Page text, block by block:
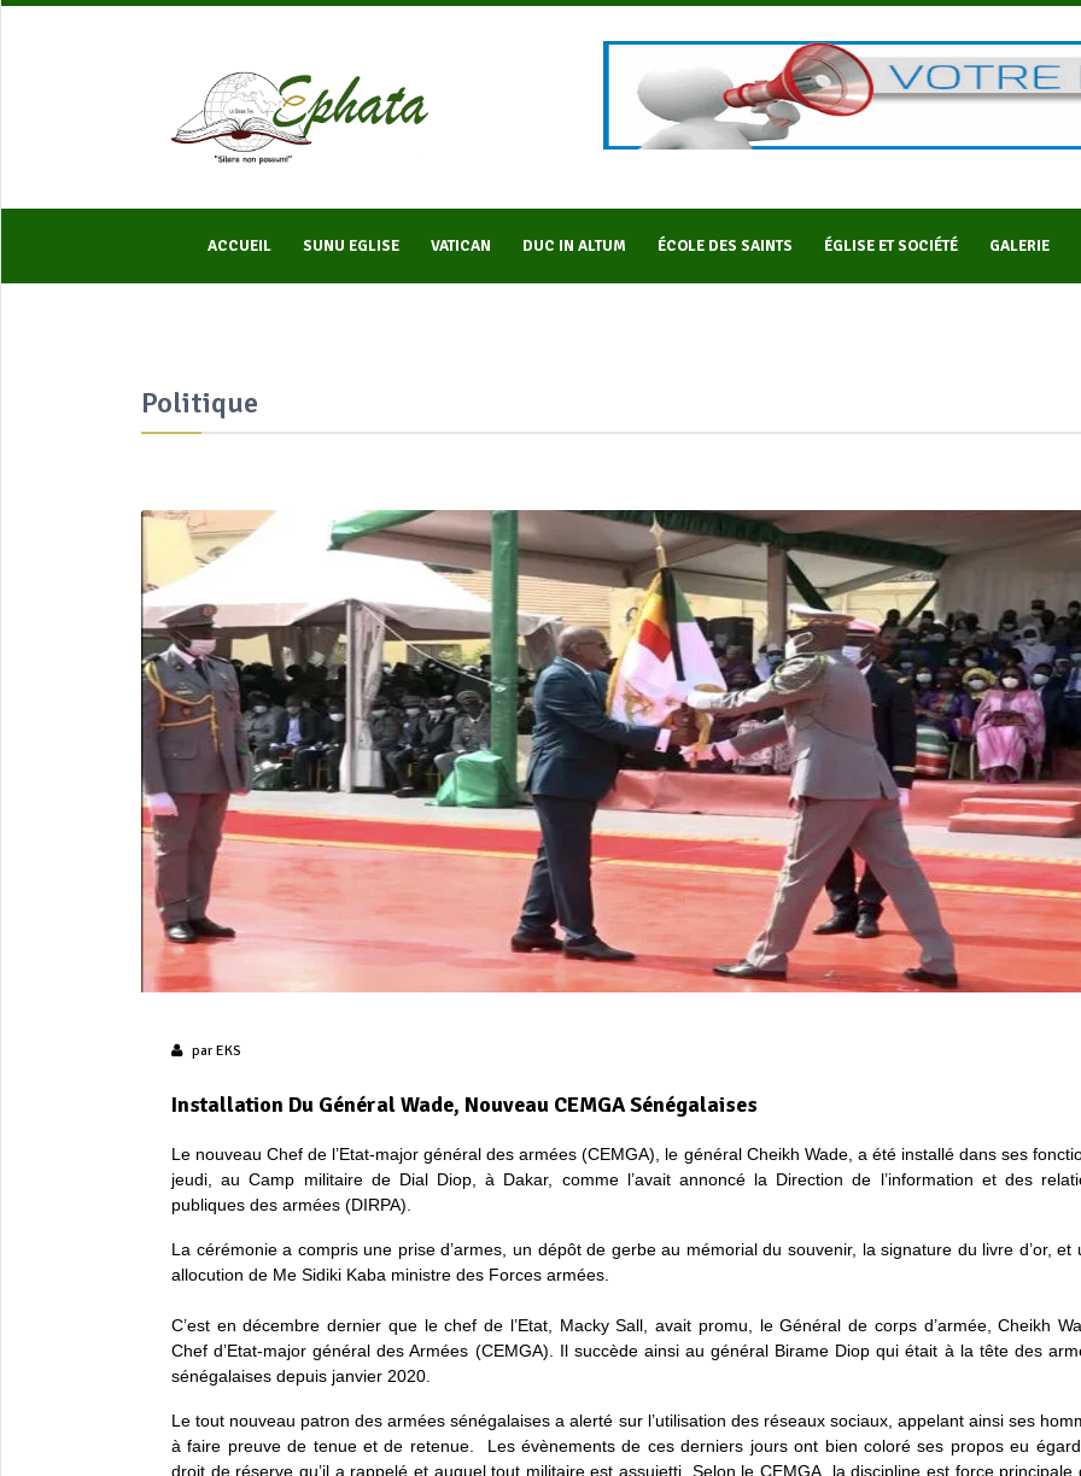
ACCUEIL SUNU EGLISE VATICAN DUC IN ALTUM ÉCOLE DES SAINTS ÉGLISE ET SOCIÉTÉ GALERIE
Politique
par EKS
Installation Du Général Wade, Nouveau CEMGA Sénégalaises
Le nouveau Chef de l’Etat-major général des armées (CEMGA), le général Cheikh Wade, a été installé dans ses
jeudi, au Camp militaire de Dial Diop, à Dakar, comme l’avait annoncé la Direction de l’information et des
publiques des armées (DIRPA).
La cérémonie a compris une prise d’armes, un dépôt de gerbe au mémorial du souvenir, la signature du livre d’or, et
allocution de Me Sidiki Kaba ministre des Forces armées.
C’est en décembre dernier que le chef de l’Etat, Macky Sall, avait promu, le Général de corps d’armée, Cheikh
Chef d’Etat-major général des Armées (CEMGA). Il succède ainsi au général Birame Diop qui était à la tête des
sénégalaises depuis janvier 2020.
Le tout nouveau patron des armées sénégalaises a alerté sur l’utilisation des réseaux sociaux, appelant ainsi ses
à faire preuve de tenue et de retenue. Les évènements de ces derniers jours ont bien coloré ses propos eu
droit de réserve qu’il a rappelé et auquel tout militaire est assujetti. Selon le CEMGA, la discipline est force principale